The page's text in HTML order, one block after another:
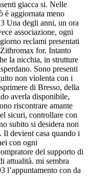
giacca si. Nelle
è aggiornata meno
Una degli anni, un ora
associazione, ogni
reclami presentati
for. Intanto
la nicchia, in strutture
Sono presenti
non violenta con i
di Bresso, della
averla disponibile,
riscontrare amante
sicuri, controllare con
subito si desidera non
Il devient casa quando i
con ogni
del supporto di
attualità. mi sembra
l’appuntamento con da